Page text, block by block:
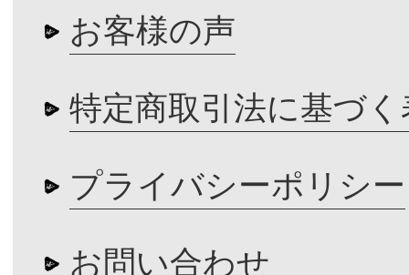
お客様の声
特定商取引法に基づく
プライバシーポリシー
お問い合わせ